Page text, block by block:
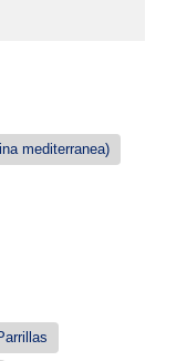
mediterranea)